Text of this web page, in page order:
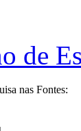
de
nas Fontes: